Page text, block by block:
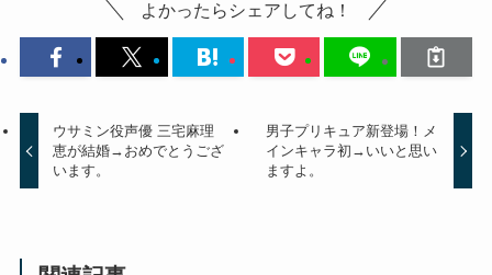
よかったらシェアしてね！
ウサミン役声優 三宅麻理
恵が結婚→おめでとうござ
います。
男子プリキュア新登場！メ
インキャラ初→いいと思い
ますよ。